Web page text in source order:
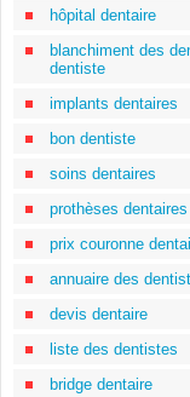
hôpital dentaire
blanchiment des
dentiste
implants dentaires
bon dentiste
soins dentaires
prothèses dentaires
prix couronne
annuaire des
devis dentaire
liste des dentistes
bridge dentaire